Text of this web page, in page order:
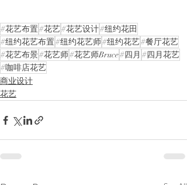
#花艺布置#花艺#花艺设计#纽约花田
#纽约花艺布置#纽约花艺师#纽约花艺#餐厅花艺
#花艺布景#花艺师#花艺师Bruce#四月 #四月花艺
#咖啡店花艺
商业设计
花艺